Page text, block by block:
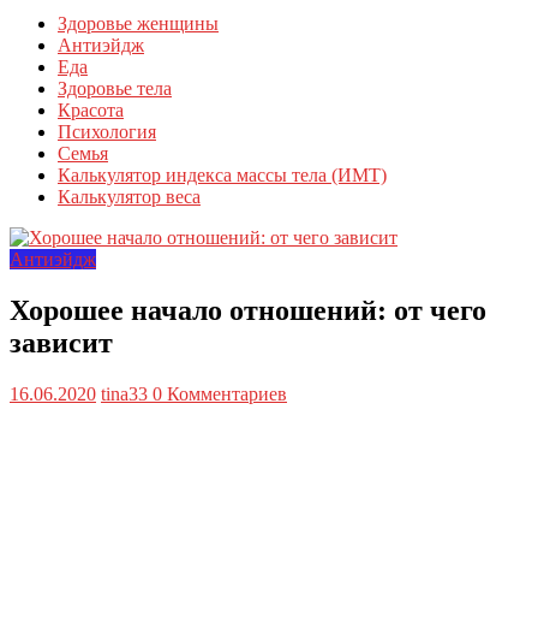
Здоровье женщины
Антиэйдж
Еда
Здоровье тела
Красота
Психология
Семья
Калькулятор индекса массы тела (ИМТ)
Калькулятор веса
Антиэйдж
Хорошее начало отношений: от чего
зависит
16.06.2020 tina33 0 Комментариев